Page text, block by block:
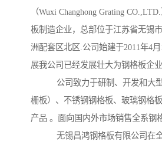
（Wuxi Changhong Grating
板制造企业，总部位于江苏省无锡
洲配套区北区.公司始建于2011年4
展我公司已经发展壮大为钢格板企
公司致力于研制、开发和大型
栅板）、不锈钢钢格板、玻璃钢格
产品 。面向国内外市场销售全系钢
无锡昌鸿钢格板有限公司在全